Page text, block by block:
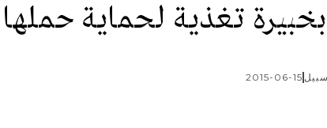
تغذية لحماية حملها
2015-06-15